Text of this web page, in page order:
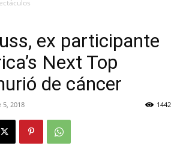
ex participante
Next Top
de cáncer
5, 2018 1442